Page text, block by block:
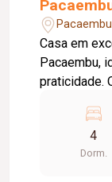
Casa em
Pacaembu,
praticidade.
área de 4
Dorm.